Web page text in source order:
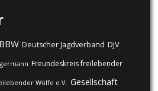
Deutscher Jagdverband DJV
Freundeskreis freilebender
Wölfe e.V. Gesellschaft